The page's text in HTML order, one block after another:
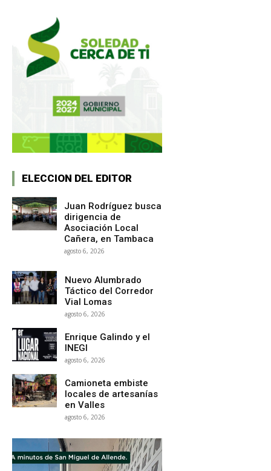
ELECCION DEL EDITOR
Juan Rodríguez busca
dirigencia de
Asociación Local
Cañera, en Tambaca
agosto 6, 2026
Nuevo Alumbrado
Táctico del Corredor
Vial Lomas
agosto 6, 2026
Enrique Galindo y el
INEGI
agosto 6, 2026
Camioneta embiste
locales de artesanías
en Valles
agosto 6, 2026